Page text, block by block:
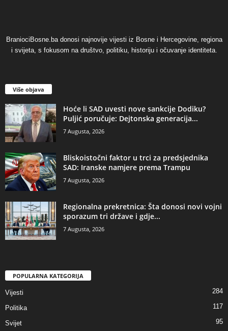
BraniociBosne.ba donosi najnovije vijesti iz Bosne i Hercegovine, regiona
i svijeta, s fokusom na društvo, politiku, historiju i očuvanje identiteta.
Više objava
​Hoće li SAD uvesti nove sankcije Dodiku?
Puljić poručuje: Dejtonska generacija...
7 Augusta, 2026
​Bliskoistočni faktor u trci za predsjednika
SAD: Iranske namjere prema Trampu
7 Augusta, 2026
​Regionalna prekretnica: Šta donosi novi vojni
sporazum tri države i gdje...
7 Augusta, 2026
POPULARNA KATEGORIJA
Vijesti 284
Politika 117
Svijet 95